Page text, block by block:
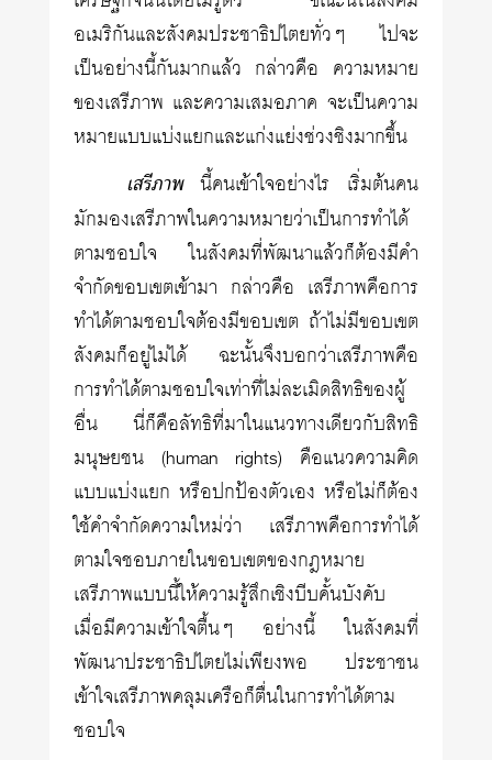
อเมริกันและสังคมประชาธิปไตยทั่วๆ ไปจะ
เป็นอย่างนี้กันมากแล้ว กล่าวคือ ความหมาย
ของเสรีภาพ และความเสมอภาค จะเป็นความ
หมายแบบแบ่งแยกและแก่งแย่งช่วงชิงมากขึ้น
เสรีภาพนี้คนเข้าใจอย่างไร เริ่มต้นคน
มักมองเสรีภาพในความหมายว่าเป็นการทำได้
ตามชอบใจ ในสังคมที่พัฒนาแล้วก็ต้องมีคำ
จำกัดขอบเขตเข้ามา กล่าวคือ เสรีภาพคือการ
ทำได้ตามชอบใจต้องมีขอบเขต ถ้าไม่มีขอบเขต
สังคมก็อยู่ไม่ได้ ฉะนั้นจึงบอกว่าเสรีภาพคือ
การทำได้ตามชอบใจเท่าที่ไม่ละเมิดสิทธิของผู้
อื่น นี่ก็คือลัทธิที่มาในแนวทางเดียวกับสิทธิ
มนุษยชน (human rights) คือแนวความคิด
แบบแบ่งแยก หรือปกป้องตัวเอง หรือไม่ก็ต้อง
ใช้คำจำกัดความใหม่ว่า เสรีภาพคือการทำได้
ตามใจชอบภายในขอบเขตของกฎหมาย
เสรีภาพแบบนี้ให้ความรู้สึกเชิงบีบคั้นบังคับ
เมื่อมีความเข้าใจตื้นๆ อย่างนี้ ในสังคมที่
พัฒนาประชาธิปไตยไม่เพียงพอ ประชาชน
เข้าใจเสรีภาพคลุมเครือก็ตื่นในการทำได้ตาม
ชอบใจ